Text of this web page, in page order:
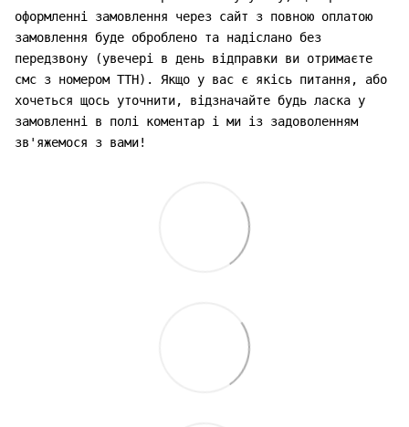
оформленні замовлення через сайт з повною оплатою
замовлення буде оброблено та надіслано без
передзвону (увечері в день відправки ви отримаєте
смс з номером ТТН). Якщо у вас є якісь питання, або
хочеться щось уточнити, відзначайте будь ласка у
замовленні в полі коментар і ми із задоволенням
зв'яжемося з вами!